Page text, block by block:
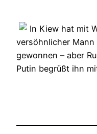
In Kiew hat mit
versöhnlicher
gewonnen – aber
Putin begrüßt ihn